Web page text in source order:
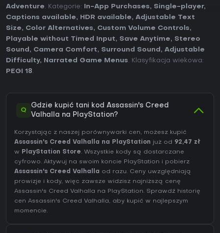
Adventure. Kategorie: In-App Purchases, Single-player,
Captions available, HDR available, Adjustable Text
Size, Color Alternatives, Custom Volume Controls,
Playable without Timed Input, Save Anytime, Stereo
Sound , Camera Comfort, Surround Sound , Adjustable
Difficulty, Narrated Game Menus. Klasyfikacja wiekowa:
PEGI 18.
Q
Gdzie kupić tani kod Assassin's Creed
Valhalla na PlayStation?
Korzystając z naszej porównywarki cen, możesz kupić
Assassin's Creed Valhalla na PlayStation już od 92,47 zł
w PlayStation Store. Wszystkie kody są dostarczane
cyfrowo. Aktywuj na swoim koncie PlayStation i pobierz
Assassin's Creed Valhalla
od razu. Ceny uwzględniają
prowizje i kody, więc zawsze widzisz najniższą cenę
Assassin's Creed Valhalla na PlayStation. Sprawdź historię
cen Assassin's Creed Valhalla, aby kupić w najlepszym
momencie.